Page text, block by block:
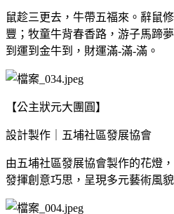
鼠趁三更去，牛帶五福來。辭鼠
豐；牧童牛背春香路，游子馬蹄
到運到金牛到，財運滿-滿-滿。
【公主狀元大團圓】
設計製作｜五埔社區發展協會
由五埔社區發展協會製作的花燈
發揮創意巧思，呈現多元藝術風貌